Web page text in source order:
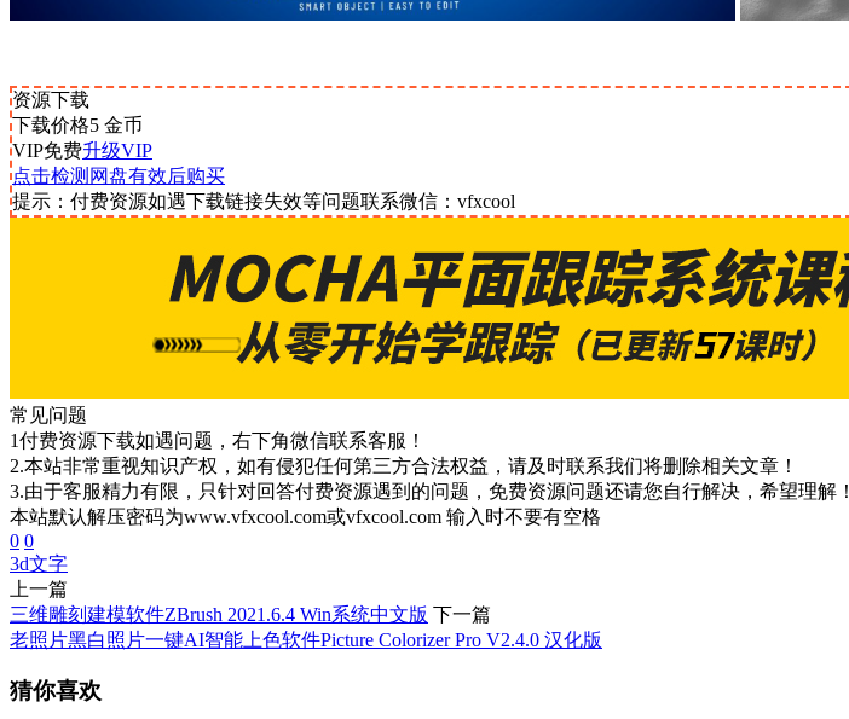
资源下载
下载价格5 金币
VIP免费升级VIP
点击检测网盘有效后购买
提示：付费资源如遇下载链接失效等问题联系微信：vfxcool
常见问题
1付费资源下载如遇问题，右下角微信联系客服！
2.本站非常重视知识产权，如有侵犯任何第三方合法权益，请及时联系我们将删除相关文章！
3.由于客服精力有限，只针对回答付费资源遇到的问题，免费资源问题还请您自行解决，希望理解！
本站默认解压密码为www.vfxcool.com或vfxcool.com 输入时不要有空格
0 0
3d文字
上一篇
三维雕刻建模软件ZBrush 2021.6.4 Win系统中文版 下一篇
老照片黑白照片一键AI智能上色软件Picture Colorizer Pro V2.4.0 汉化版
猜你喜欢